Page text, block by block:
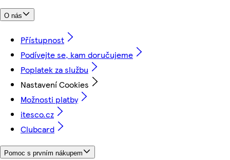
O nás
Přístupnost
Podívejte se, kam doručujeme
Poplatek za službu
Nastavení Cookies
Možnosti platby
itesco.cz
Clubcard
Pomoc s prvním nákupem